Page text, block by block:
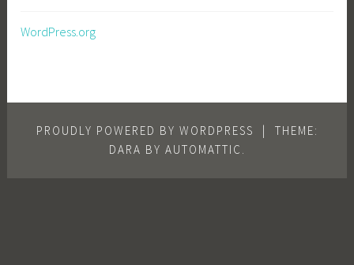
WordPress.org
PROUDLY POWERED BY WORDPRESS |
THEME:
DARA BY AUTOMATTIC .